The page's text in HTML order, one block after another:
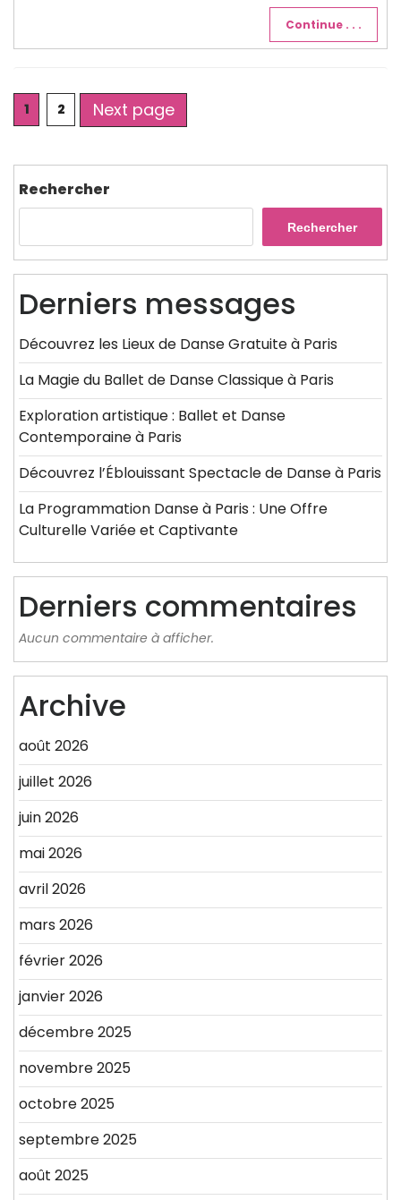
Continue . . .
Posts
pagination
Page
1 Page
2 Next page
Rechercher
Rechercher
Derniers messages
Découvrez les Lieux de Danse Gratuite à Paris
La Magie du Ballet de Danse Classique à Paris
Exploration artistique : Ballet et Danse
Contemporaine à Paris
Découvrez l’Éblouissant Spectacle de Danse à Paris
La Programmation Danse à Paris : Une Offre
Culturelle Variée et Captivante
Derniers commentaires
Aucun commentaire à afficher.
Archive
août 2026
juillet 2026
juin 2026
mai 2026
avril 2026
mars 2026
février 2026
janvier 2026
décembre 2025
novembre 2025
octobre 2025
septembre 2025
août 2025